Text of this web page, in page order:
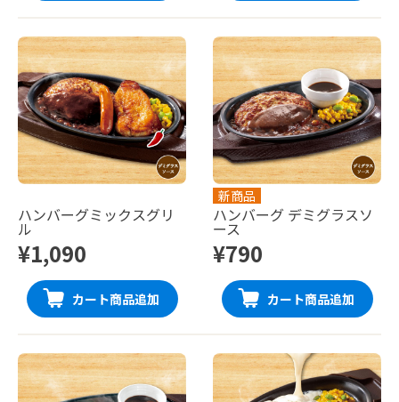
ハンバーグミックスグリ
ル
¥1,090
カート商品追加
新商品
ハンバーグ デミグラスソ
ース
¥790
カート商品追加